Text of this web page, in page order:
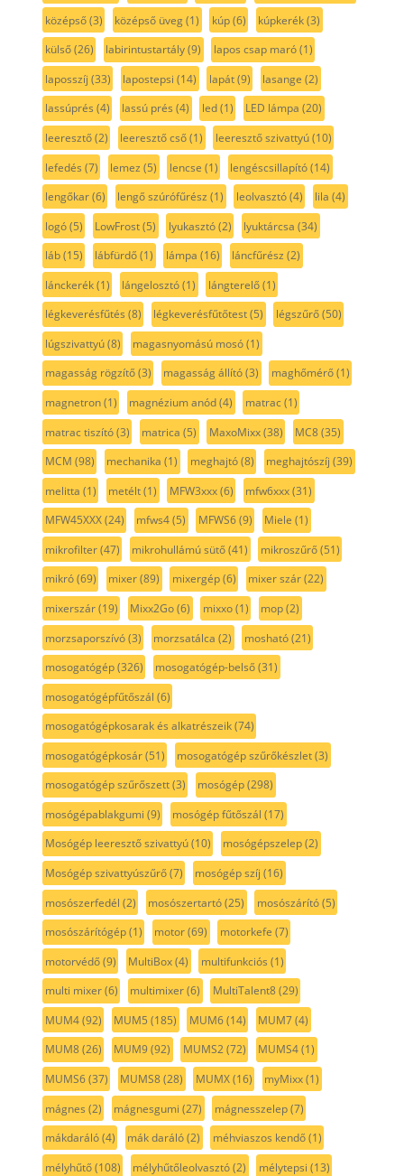
középső(3) középső üveg(1) kúp(6) kúpkerék(3)
külső(26) labirintustartály(9) lapos csap maró(1)
laposszíj (33) lapostepsi (14) lapát(9) lasange (2)
lassúprés (4) lassú prés (4) led(1) LED lámpa (20)
leeresztő(2) leeresztő cső(1) leeresztő szivattyú(10)
lefedés (7) lemez (5) lencse (1) lengéscsillapító(14)
lengőkar(6) lengő szúrófűrész (1) leolvasztó(4) lila (4)
logó(5) LowFrost(5) lyukasztó(2) lyuktárcsa (34)
láb(15) lábfürdő(1) lámpa (16) láncfűrész (2)
lánckerék(1) lángelosztó(1) lángterelő(1)
légkeverésfűtés (8) légkeverésfűtőtest(5) légszűrő(50)
lúgszivattyú(8) magasnyomású mosó(1)
magasság rögzítő(3) magasság állító(3) maghőmérő(1)
magnetron(1) magnézium anód(4) matrac(1)
matrac tiszító(3) matrica (5) MaxoMixx(38) MC8(35)
MCM (98) mechanika (1) meghajtó(8) meghajtószíj (39)
melitta (1) metélt(1) MFW3xxx(6) mfw6xxx(31)
MFW45XXX(24) mfws4(5) MFWS6(9) Miele (1)
mikrofilter(47) mikrohullámú sütő(41) mikroszűrő(51)
mikró(69) mixer(89) mixergép(6) mixer szár(22)
mixerszár(19) Mixx2Go(6) mixxo(1) mop(2)
morzsaporszívó(3) morzsatálca (2) mosható(21)
mosogatógép(326) mosogatógép-belső(31)
mosogatógépfűtőszál (6)
mosogatógépkosarak és alkatrészeik(74)
mosogatógépkosár(51) mosogatógép szűrőkészlet(3)
mosogatógép szűrőszett(3) mosógép(298)
mosógépablakgumi (9) mosógép fűtőszál (17)
Mosógép leeresztő szivattyú(10) mosógépszelep(2)
Mosógép szivattyúszűrő(7) mosógép szíj (16)
mosószerfedél (2) mosószertartó(25) mosószárító(5)
mosószárítógép(1) motor(69) motorkefe (7)
motorvédő(9) MultiBox(4) multifunkciós (1)
multi mixer(6) multimixer(6) MultiTalent8(29)
MUM4(92) MUM5 (185) MUM6(14) MUM7(4)
MUM8(26) MUM9(92) MUMS2(72) MUMS4(1)
MUMS6(37) MUMS8(28) MUMX(16) myMixx(1)
mágnes (2) mágnesgumi (27) mágnesszelep(7)
mákdaráló(4) mák daráló(2) méhviaszos kendő(1)
mélyhűtő(108) mélyhűtőleolvasztó(2) mélytepsi (13)